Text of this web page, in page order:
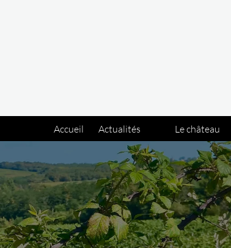
Accueil Actualités Le château